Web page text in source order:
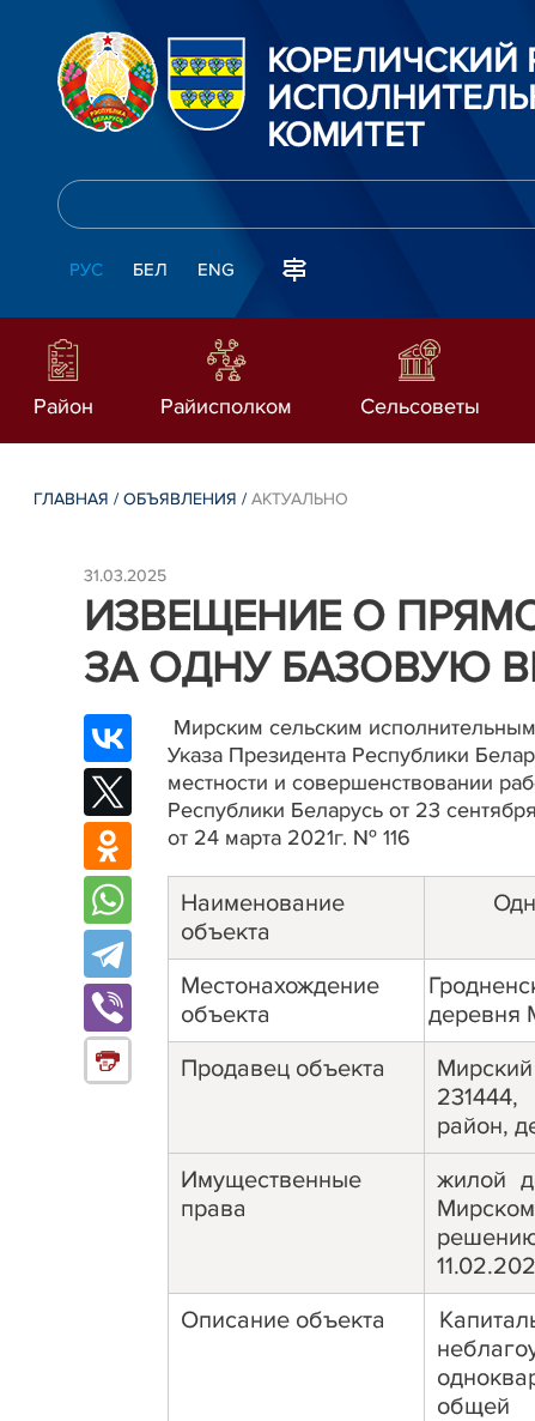
КОМИТЕТ
РУС БЕЛ ENG
Район Райисполком Сельсоветы
ГЛАВНАЯ /ОБЪЯВЛЕНИЯ /АКТУАЛЬНО
31.03.2025
ИЗВЕЩЕНИЕ О
ЗА ОДНУ БАЗОВУЮ
Мирским сельским
Указа Президента Республики
местности и совершенствовании
Республики Беларусь от 23
от 24 марта 2021г. № 116
Наименование
объекта
Местонахождение
объекта
деревня
Продавец объекта
231444,
район,
Имущественные
права
жилой
Описание объекта